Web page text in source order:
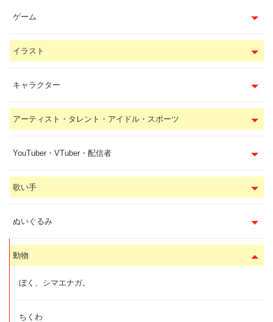
ゲーム
イラスト
キャラクター
アーティスト・タレント・アイドル・スポーツ
YouTuber・VTuber・配信者
歌い手
ぬいぐるみ
動物
ぼく、シマエナガ。
ちくわ